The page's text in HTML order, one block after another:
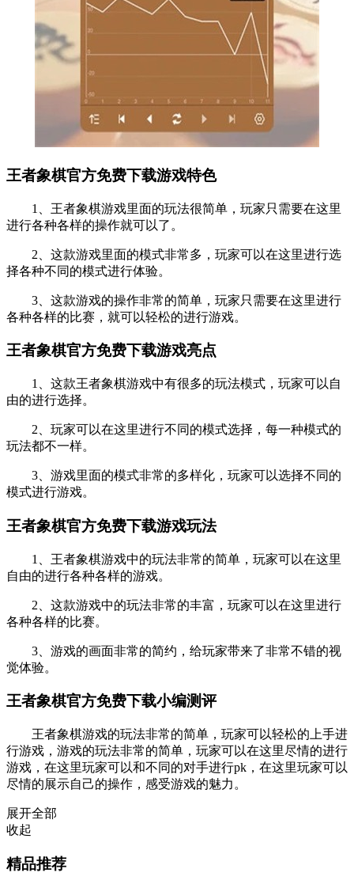
王者象棋官方免费下载游戏特色
1、王者象棋游戏里面的玩法很简单，玩家只需要在这里
进行各种各样的操作就可以了。
2、这款游戏里面的模式非常多，玩家可以在这里进行选
择各种不同的模式进行体验。
3、这款游戏的操作非常的简单，玩家只需要在这里进行
各种各样的比赛，就可以轻松的进行游戏。
王者象棋官方免费下载游戏亮点
1、这款王者象棋游戏中有很多的玩法模式，玩家可以自
由的进行选择。
2、玩家可以在这里进行不同的模式选择，每一种模式的
玩法都不一样。
3、游戏里面的模式非常的多样化，玩家可以选择不同的
模式进行游戏。
王者象棋官方免费下载游戏玩法
1、王者象棋游戏中的玩法非常的简单，玩家可以在这里
自由的进行各种各样的游戏。
2、这款游戏中的玩法非常的丰富，玩家可以在这里进行
各种各样的比赛。
3、游戏的画面非常的简约，给玩家带来了非常不错的视
觉体验。
王者象棋官方免费下载小编测评
王者象棋游戏的玩法非常的简单，玩家可以轻松的上手进
行游戏，游戏的玩法非常的简单，玩家可以在这里尽情的进行
游戏，在这里玩家可以和不同的对手进行pk，在这里玩家可以
尽情的展示自己的操作，感受游戏的魅力。
展开全部
收起
精品推荐